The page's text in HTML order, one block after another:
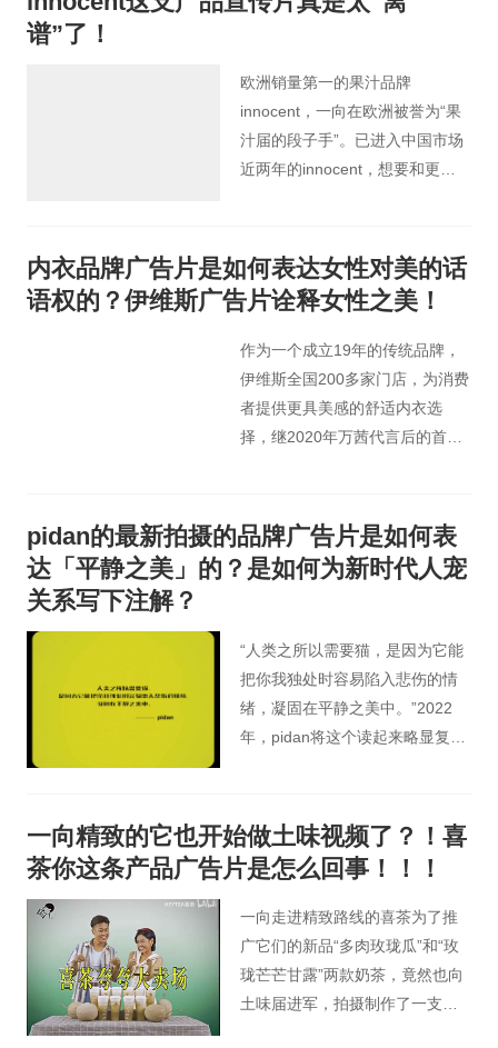
描述了一个藏在头发里的世界。
谱”了！
欧洲销量第一的果汁品牌
innocent，一向在欧洲被誉为“果
汁届的段子手”。已进入中国市场
近两年的innocent，想要和更多
的“出乎意料”给大家呢？
内衣品牌广告片是如何表达女性对美的话
语权的？伊维斯广告片诠释女性之美！
作为一个成立19年的传统品牌，
伊维斯全国200多家门店，为消费
者提供更具美感的舒适内衣选
择，继2020年万茜代言后的首次
角将女性本身的美解放出来，用6
个女性的经历回到美的探讨上，
美不是问题，谁说了算，才是真
pidan的最新拍摄的品牌广告片是如何表
达「平静之美」的？是如何为新时代人宠
关系写下注解？
“人类之所以需要猫，是因为它能
把你我独处时容易陷入悲伤的情
绪，凝固在平静之美中。”2022
年，pidan将这个读起来略显复杂
着创始人马文飞的切身经历，也
总结出他对当代人宠关系的具身
性思考。
一向精致的它也开始做土味视频了？！喜
茶你这条产品广告片是怎么回事！！！
一向走进精致路线的喜茶为了推
广它们的新品“多肉玫珑瓜”和“玫
珑芒芒甘露”两款奶茶，竟然也向
土味届进军，拍摄制作了一支复